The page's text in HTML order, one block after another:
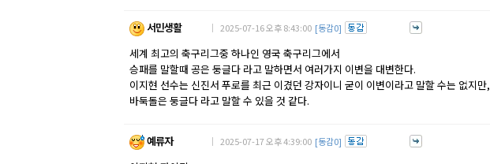
서민생활 ｜ 2025-07-16 오후 8:43:00 [동감0]
세계 최고의 축구리그중 하나인 영국 축구리그에서
승패를 말할때 공은 둥글다 라고 말하면서 여러가지 이변을 대변한다.
이지현 선수는 신진서 푸로를 최근 이겼던 강자이니 굳이 이변이라고 말할 수는 없지만,
바둑돌은 둥글다 라고 말할 수 있을 것 같다.
예류자 ｜ 2025-07-17 오후 4:39:00 [동감0]